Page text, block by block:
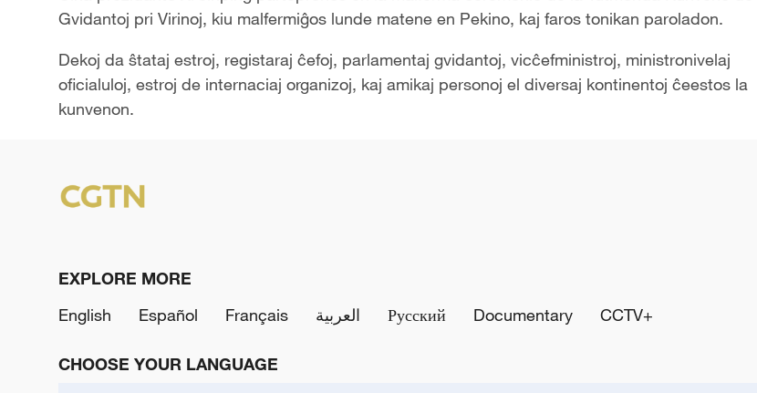
Gvidantoj pri Virinoj, kiu malfermiĝos lunde matene en Pekino, kaj faros tonikan paroladon.
Dekoj da ŝtataj estroj, registaraj ĉefoj, parlamentaj gvidantoj, vicĉefministroj, ministronivelaj
oficialuloj, estroj de internaciaj organizoj, kaj amikaj personoj el diversaj kontinentoj ĉeestos la
kunvenon.
EXPLORE MORE
English
Español Français العربية Русский Documentary CCTV+
CHOOSE YOUR LANGUAGE